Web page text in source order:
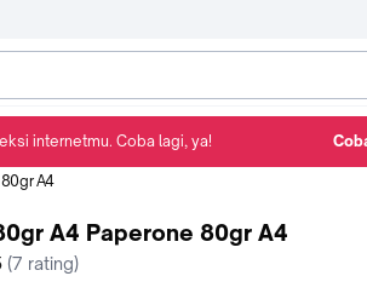
A4
A4 Paperone 80gr A4
(7 rating)
internetmu. Coba lagi, ya!